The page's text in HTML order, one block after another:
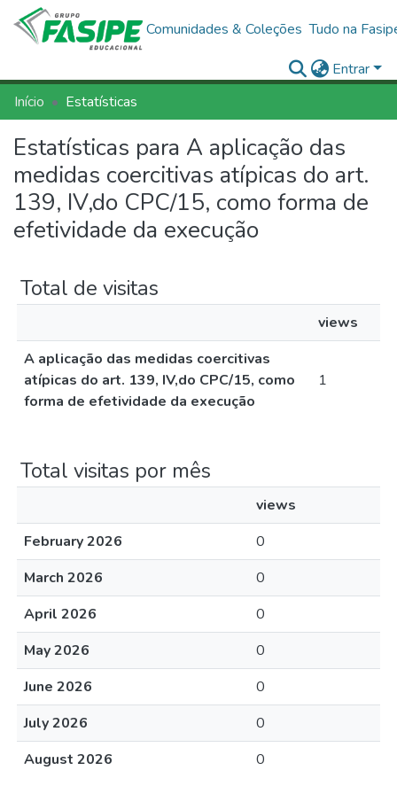
Comunidades & Coleções Tudo na
Entrar
Início
Estatísticas
Estatísticas para A aplicação das
medidas coercitivas atípicas do art.
139, IV,do CPC/15, como forma de
efetividade da execução
Total de visitas
views
A aplicação das medidas coercitivas
atípicas do art. 139, IV,do CPC/15, como
forma de efetividade da execução
1
Total visitas por mês
views
February 2026
0
March 2026
0
April 2026
0
May 2026
0
June 2026
0
July 2026
0
August 2026
0